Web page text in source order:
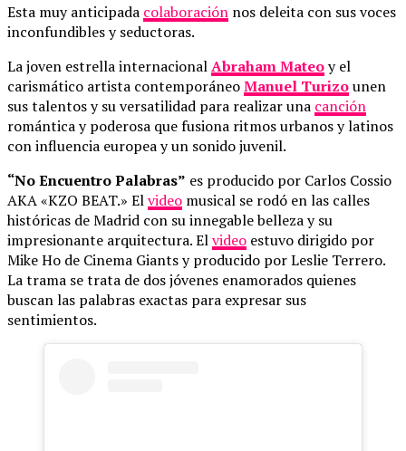
Esta muy anticipada colaboración nos deleita con sus voces
inconfundibles y seductoras.
La joven estrella internacionalAbraham Mateoy el
carismático artista contemporáneoManuel Turizounen
sus talentos y su versatilidad para realizar una canción
romántica y poderosa que fusiona ritmos urbanos y latinos
con influencia europea y un sonido juvenil.
“No Encuentro Palabras” es producido por Carlos Cossio
AKA «KZO BEAT.» Elvideo musical se rodó en las calles
históricas de Madrid con su innegable belleza y su
impresionante arquitectura. Elvideo estuvo dirigido por
Mike Ho de Cinema Giants y producido por Leslie Terrero.
La trama se trata de dos jóvenes enamorados quienes
buscan las palabras exactas para expresar sus
sentimientos.